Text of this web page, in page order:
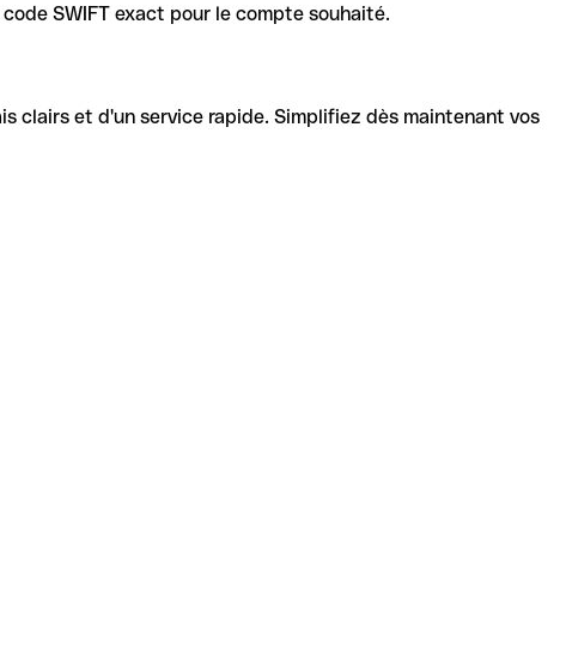
SWIFT exact pour le compte souhaité.
et d'un service rapide. Simplifiez dès maintenant vos